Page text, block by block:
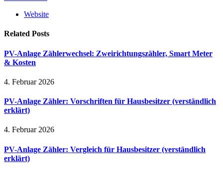
Website
Related Posts
PV-Anlage Zählerwechsel: Zweirichtungszähler, Smart Meter
& Kosten
4. Februar 2026
PV-Anlage Zähler: Vorschriften für Hausbesitzer (verständlich
erklärt)
4. Februar 2026
PV-Anlage Zähler: Vergleich für Hausbesitzer (verständlich
erklärt)